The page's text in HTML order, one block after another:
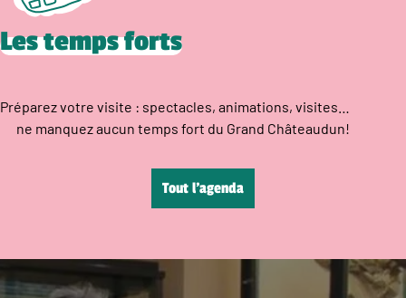
Les temps forts
Préparez votre visite : spectacles, animations, visites…
ne manquez aucun temps fort du Grand Châteaudun!
Tout l’agenda